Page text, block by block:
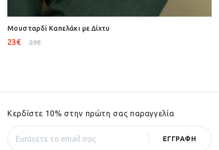
Μουσταρδί Καπελάκι με Δίχτυ
29€
23€
Κερδίστε 10% στην πρώτη σας παραγγελία